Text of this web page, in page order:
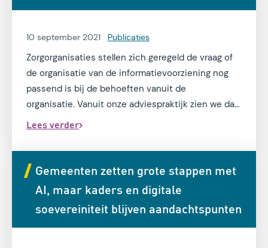
10 september 2021 Publicaties
Zorgorganisaties stellen zich geregeld de vraag of
de organisatie van de informatievoorziening nog
passend is bij de behoeften vanuit de
organisatie. Vanuit onze adviespraktijk zien we dat
veel discussies hierover zich binnen organisaties
zijn. Jeroen van Oostrum en Pien Nijpjes hebben
hun kennis gebundeld in een whitepaper en
beschrijven deze algemeen geldende principes en
trends.
Lees verder
Gemeenten zetten grote stappen met
AI, maar kaders en digitale
soevereiniteit blijven aandachtspunten